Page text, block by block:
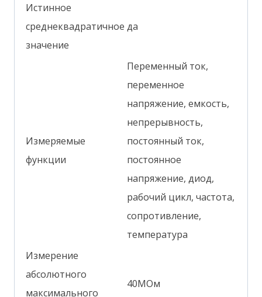
Истинное
среднеквадратичное
значение
да
Измеряемые
функции
Переменный ток,
переменное
напряжение, емкость,
непрерывность,
постоянный ток,
постоянное
напряжение, диод,
рабочий цикл, частота,
сопротивление,
температура
Измерение
абсолютного
максимального
40МОм